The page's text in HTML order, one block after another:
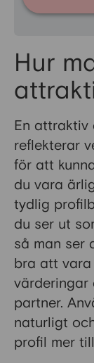
Hur
En
reflekterar
för att
du vara
tydlig
du ser ut
så man ser
bra att vara
värderingar
partner.
naturligt
profil mer